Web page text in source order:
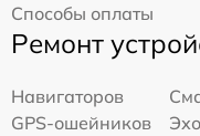
Способы оплаты
Ремонт
Навигаторов
GPS-ошейников